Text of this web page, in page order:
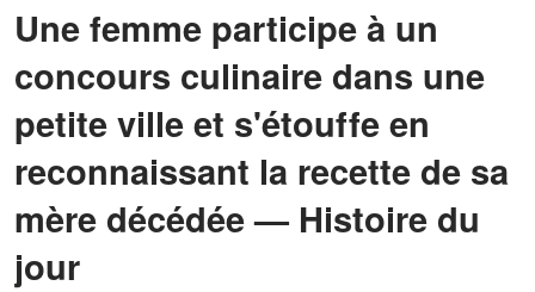
Une femme participe à un
concours culinaire dans une
petite ville et s'étouffe en
reconnaissant la recette de sa
mère décédée — Histoire du
jour